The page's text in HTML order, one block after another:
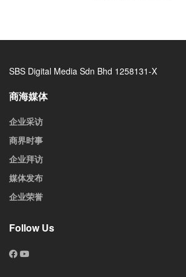
SBS Digital Media Sdn Bhd 1258131-X
商海媒体
企业采访
商界时事
企业拜访
媒体发布
企业荣誉
Follow Us